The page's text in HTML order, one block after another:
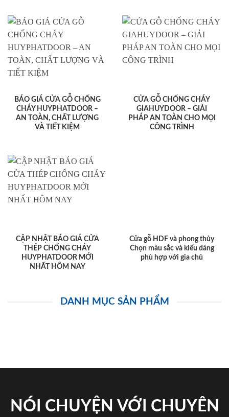
BÁO GIÁ CỬA GỖ CHỐNG
CHÁY HUYPHATDOOR –
AN TOÀN, CHẤT LƯỢNG
VÀ TIẾT KIỆM
CỬA GỖ CHỐNG CHÁY
GIAHUYDOOR – GIẢI
PHÁP AN TOÀN CHO MỌI
CÔNG TRÌNH
CẬP NHẬT BÁO GIÁ CỬA
THÉP CHỐNG CHÁY
HUYPHATDOOR MỚI
NHẤT HÔM NAY
Cửa gỗ HDF và phong thủy
Chọn màu sắc và kiểu dáng
phù hợp với gia chủ
DANH MỤC SẢN PHẨM
NÓI CHUYỆN VỚI CHUYÊN